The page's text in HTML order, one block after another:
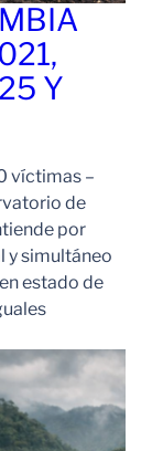
Y
víctimas –
de
por
y simultáneo
estado de